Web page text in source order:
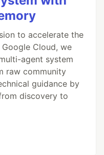
to accelerate the
Cloud, we
agent system
raw community
guidance by
discovery to